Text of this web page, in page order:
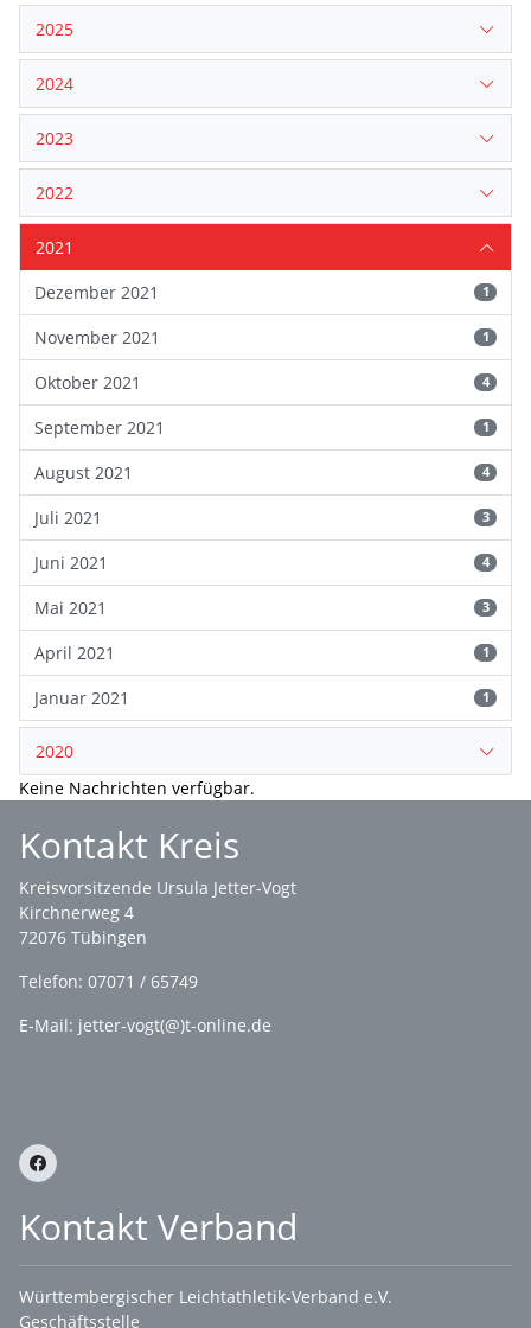
2025
2024
2023
2022
2021
Dezember 2021
1
November 2021 1
Oktober 2021 4
September 2021 1
August 2021 4
Juli 2021 3
Juni 2021 4
Mai 2021 3
April 2021 1
Januar 2021 1
2020
Keine Nachrichten verfügbar.
Kontakt Kreis
Kreisvorsitzende Ursula Jetter-Vogt
Kirchnerweg 4
72076 Tübingen
Telefon: 07071 / 65749
E-Mail: jetter-vogt(@)t-online.de
Kontakt Verband
Württembergischer Leichtathletik-Verband e.V.
Geschäftsstelle